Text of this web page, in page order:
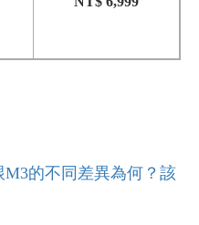
M3的不同差異為何？該